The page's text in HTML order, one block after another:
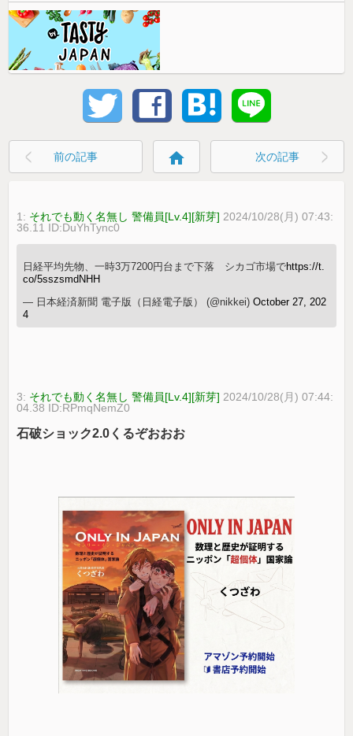
前の記事 home 次の記事
1: それでも動く名無し 警備員[Lv.4][新芽] 2024/10/28(月) 07:43:
36.11 ID:DuYhTync0
日経平均先物、一時3万7200円台まで下落 シカゴ市場でhttps://t.
co/5sszsmdNHH
— 日本経済新聞 電子版（日経電子版） (@nikkei)October 27, 202
4
3: それでも動く名無し 警備員[Lv.4][新芽] 2024/10/28(月) 07:44:
04.38 ID:RPmqNemZ0
石破ショック2.0くるぞおおお